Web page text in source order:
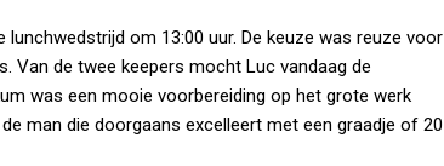
om 13:00 uur. De keuze was reuze voor
Van de twee keepers mocht Luc vandaag de
was een mooie voorbereiding op het grote werk
man die doorgaans excelleert met een graadje of 20